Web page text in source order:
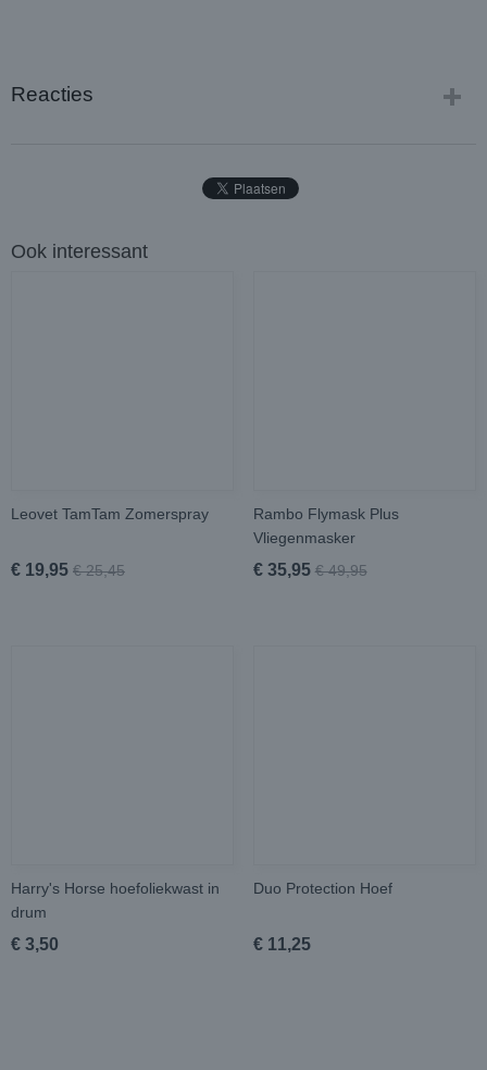
Reacties
Ook interessant
Leovet TamTam Zomerspray
€ 19,95 € 25,45
Rambo Flymask Plus
Vliegenmasker
€ 35,95 € 49,95
Harry's Horse hoefoliekwast in
drum
€ 3,50
Duo Protection Hoef
€ 11,25